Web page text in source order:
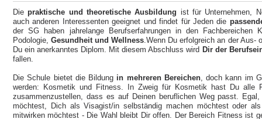
Diepraktische und theoretische Ausbildung ist für Unternehmen,
auch anderen Interessenten geeignet und findet für Jeden die
der SG haben jahrelange Berufserfahrungen in den Fachbereichen
Podologie,Gesundheit und Wellness.Wenn Du erfolgreich an der Aus-
Du ein anerkanntes Diplom. Mit diesem Abschluss wird Dir der
fallen.
Die Schule bietet die Bildung in mehreren Bereichen, doch kann im
werden: Kosmetik und Fitness. In Zweig für Kosmetik hast Du alle
zusammenzustellen, dass es auf Deinen beruflichen Weg passt.
möchtest, Dich als Visagist/in selbständig machen möchtest oder
mitwirken möchtest - Die Wahl bleibt Dir offen. Der Bereich Fitness ist